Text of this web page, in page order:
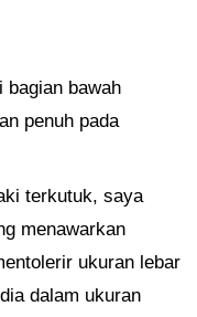
bagian bawah
penuh pada
terkutuk, saya
menawarkan
ukuran lebar
dalam ukuran